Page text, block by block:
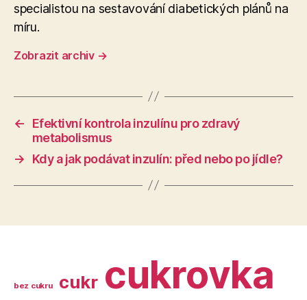
specialistou na sestavování diabetických plánů na
míru.
Zobrazit archiv →
←
Efektivní kontrola inzulínu pro zdravý
metabolismus
→
Kdy a jak podávat inzulín: před nebo po jídle?
bez cukru cukr cukrovka